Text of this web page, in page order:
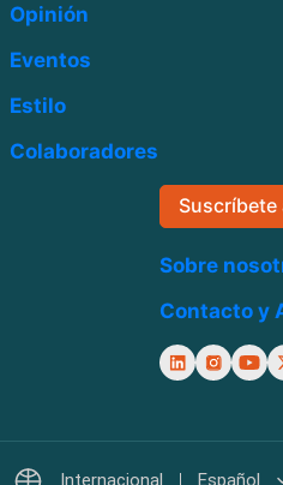
Opinión
Eventos
Estilo
Colaboradores
Sobre
Contacto y